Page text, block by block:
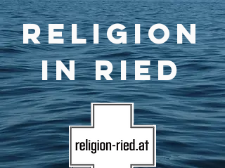
Religion
in Ried